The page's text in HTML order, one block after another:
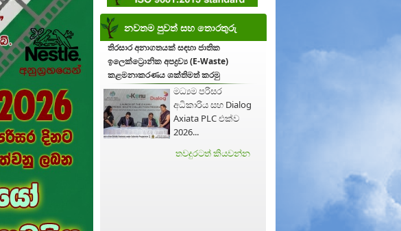
නවතම පුවත් සහ තොරතුරු
තිරසාර අනාගතයක් සඳහා ජාතික
ඉලෙක්ට්‍රොනික අපද්‍රව්‍ය (E-Waste)
කළමනාකරණය ශක්තිමත් කරමු
මධ්‍යම පරිසර
අධිකාරිය සහ Dialog
Axiata PLC එක්ව
2026...
තවදුරටත් කියවන්න